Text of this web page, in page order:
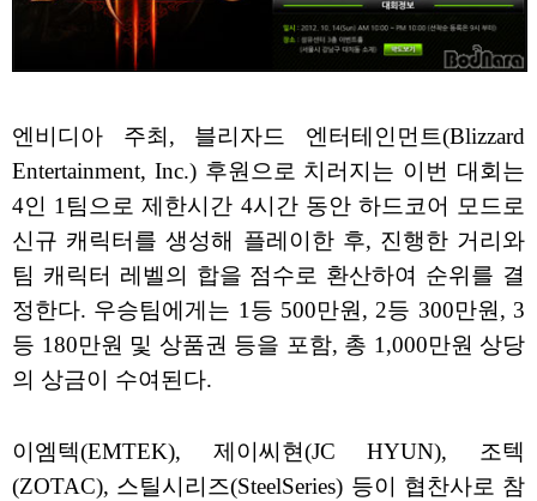
엔비디아 주최, 블리자드 엔터테인먼트(Blizzard
Entertainment, Inc.) 후원으로 치러지는 이번 대회는
4인 1팀으로 제한시간 4시간 동안 하드코어 모드로
신규 캐릭터를 생성해 플레이한 후, 진행한 거리와
팀 캐릭터 레벨의 합을 점수로 환산하여 순위를 결
정한다. 우승팀에게는 1등 500만원, 2등 300만원, 3
등 180만원 및 상품권 등을 포함, 총 1,000만원 상당
의 상금이 수여된다.
이엠텍(EMTEK), 제이씨현(JC HYUN), 조텍
(ZOTAC), 스틸시리즈(SteelSeries) 등이 협찬사로 참